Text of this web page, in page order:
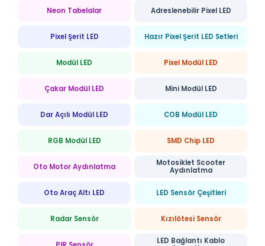
Neon Tabelalar Adreslenebilir Pixel LED
Pixel Şerit LED Hazır Pixel Şerit LED Setleri
Modül LED Pixel Modül LED
Çakar Modül LED Mini Modül LED
Dar Açılı Modül LED COB Modül LED
RGB Modül LED SMD Chip LED
Oto Motor Aydınlatma
Motosiklet Scooter
Aydınlatma
Oto Araç Altı LED LED Sensör Çeşitleri
Radar Sensör Kızılötesi Sensör
LED Bağlantı Kablo